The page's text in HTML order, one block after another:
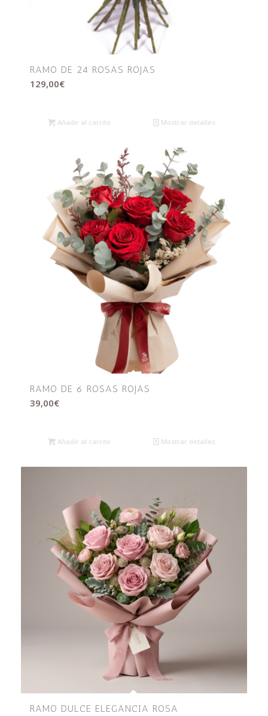
RAMO DE 24 ROSAS ROJAS
129,00€
Añadir al carrito Mostrar detalles
RAMO DE 6 ROSAS ROJAS
39,00€
Añadir al carrito Mostrar detalles
RAMO DULCE ELEGANCIA ROSA